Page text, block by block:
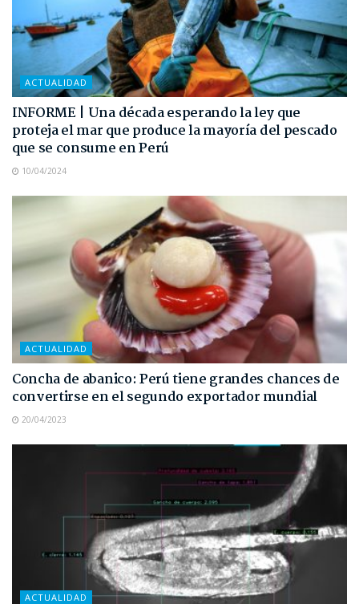
ACTUALIDAD
INFORME | Una década esperando la ley que
proteja el mar que produce la mayoría del pescado
que se consume en Perú
10/04/2024
ACTUALIDAD
Concha de abanico: Perú tiene grandes chances de
convertirse en el segundo exportador mundial
20/04/2023
ACTUALIDAD